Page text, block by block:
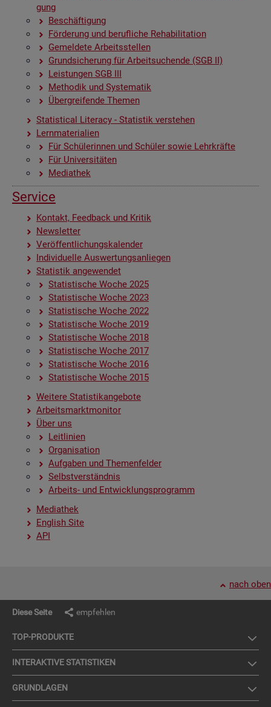
gung
Be­schäf­ti­gung
För­de­rung und be­ruf­li­che Re­ha­bi­li­ta­ti­on
Ge­mel­de­te Ar­beits­stel­len
Grund­si­che­rung für Ar­beit­su­chen­de (SGB II)
Leis­tun­gen SGB III
Me­tho­dik und Sys­te­ma­tik
Über­grei­fen­de The­men
Sta­ti­s­ti­cal Li­te­r­acy - Sta­tis­tik ver­ste­hen
Lern­ma­te­ria­li­en
Für Schü­le­rin­nen und Schü­ler sowie Lehr­kräf­te
Für Uni­ver­si­tä­ten
Me­dia­thek
Ser­vice
Kon­takt, Feed­back und Kri­tik
News­let­ter
Ver­öf­fent­li­chungs­ka­len­der
In­di­vi­du­el­le Aus­wer­tungs­an­lie­gen
Sta­tis­tik an­ge­wen­det
Sta­tis­ti­sche Woche 2025
Sta­tis­ti­sche Woche 2023
Sta­tis­ti­sche Woche 2022
Sta­tis­ti­sche Woche 2019
Sta­tis­ti­sche Woche 2018
Sta­tis­ti­sche Woche 2017
Sta­tis­ti­sche Woche 2016
Sta­tis­ti­sche Woche 2015
Wei­te­re Sta­tis­tik­an­ge­bo­te
Ar­beits­markt­mo­ni­tor
Über uns
Leit­li­ni­en
Or­ga­ni­sa­ti­on
Auf­ga­ben und The­men­fel­der
Selbst­ver­ständ­nis
Ar­beits- und Ent­wick­lungs­pro­gramm
Me­dia­thek
English Site
API
nach oben
Diese Seite empfehlen
TOP-PRO­DUK­TE
IN­TER­AK­TI­VE STA­TIS­TI­KEN
GRUND­LA­GEN